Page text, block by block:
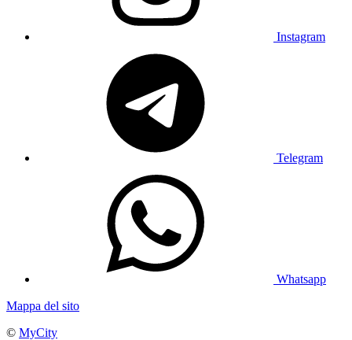
Instagram
Telegram
Whatsapp
Mappa del sito
© MyCity